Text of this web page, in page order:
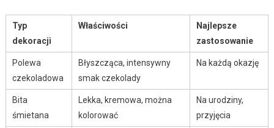
Typ
dekoracji
Właściwości
Najlepsze
zastosowanie
Polewa
czekoladowa
Błyszcząca, intensywny
smak czekolady
Na każdą okazję
Bita
śmietana
Lekka, kremowa, można
kolorować
Na urodziny,
przyjęcia